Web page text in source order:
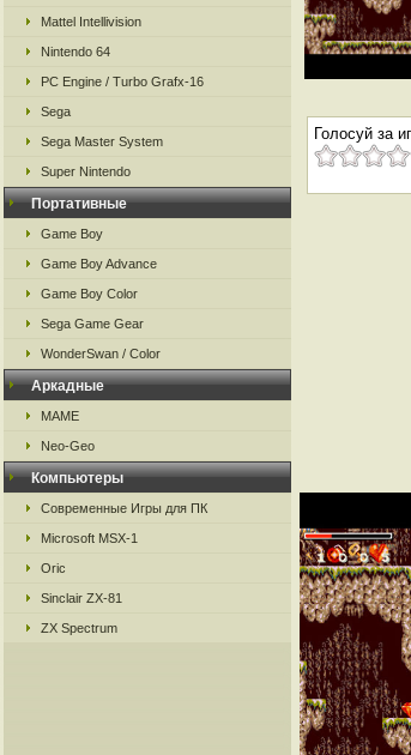
Mattel Intellivision
Nintendo 64
PC Engine / Turbo Grafx-16
Sega
Sega Master System
Super Nintendo
Портативные
Game Boy
Game Boy Advance
Game Boy Color
Sega Game Gear
WonderSwan / Color
Аркадные
MAME
Neo-Geo
Компьютеры
Современные Игры для ПК
Microsoft MSX-1
Oric
Sinclair ZX-81
ZX Spectrum
Голосуй за